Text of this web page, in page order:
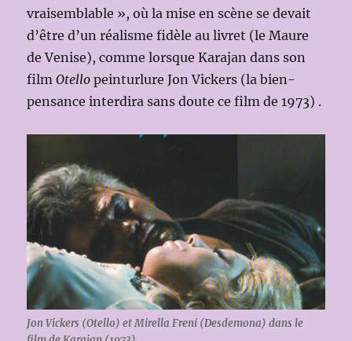
vraisemblable », où la mise en scène se devait
d’être d’un réalisme fidèle au livret (le Maure
de Venise), comme lorsque Karajan dans son
filmOtello peinturlure Jon Vickers (la bien-
pensance interdira sans doute ce film de 1973) .
Jon Vickers (Otello) et Mirella Freni (Desdemona) dans le